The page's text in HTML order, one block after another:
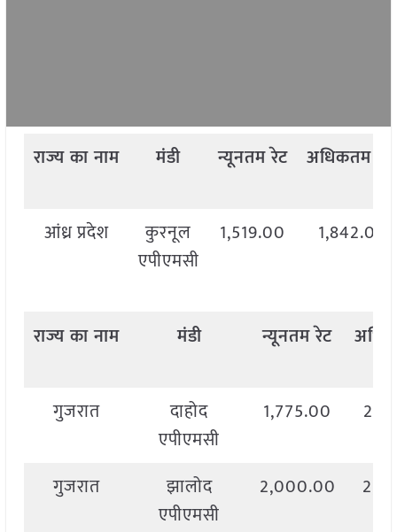
राज्यकानाम मंडी न्यूनतमरेट अधिकतम
आंध्र प्रदेश
कुरनूल
एपीएमसी
1,519.00 1,842.00
राज्यकानाम मंडी न्यूनतमरेट
गुजरात
दाहोद
एपीएमसी
1,775.00
गुजरात
झालोद
एपीएमसी
2,000.00